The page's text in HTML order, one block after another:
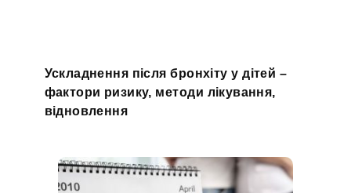
Ускладнення після бронхіту у дітей –
фактори ризику, методи лікування,
відновлення